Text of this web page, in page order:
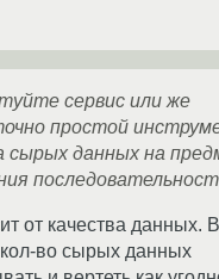
сервис или же
простой
сырых данных на
от качества данных.
во сырых данных